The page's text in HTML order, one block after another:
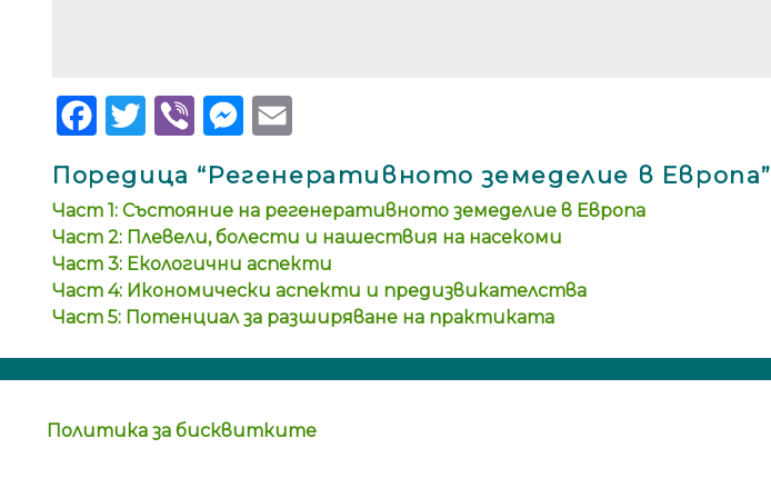
FacebookTwitterViber Messenger
Поредица “Регенеративното земеделие в Европа”
Част 1: Състояние на регенеративното земеделие в Европа
Част 2: Плевели, болести и нашествия на насекоми
Част 3: Екологични аспекти
Част 4: Икономически аспекти и предизвикателства
Част 5: Потенциал за разширяване на практиката
Политика за бисквитките